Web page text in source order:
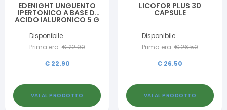
EDENIGHT UNGUENTO
IPERTONICO A BASE DI
ACIDO IALURONICO 5 G
Disponibile
Prima era: €22.90
€ 22.90
VAI AL PRODOTTO
LICOFOR PLUS 30
CAPSULE
Disponibile
Prima era: €26.50
€ 26.50
VAI AL PRODOTTO